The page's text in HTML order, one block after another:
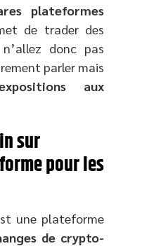
plateformes
de trader des
donc pas
parler mais
aux
sur
pour les
une plateforme
de crypto-